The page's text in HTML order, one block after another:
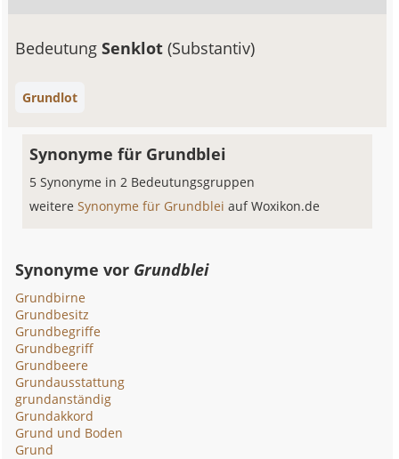
BedeutungSenklot(Substantiv)
Grundlot
Synonyme für Grundblei
5 Synonyme in 2 Bedeutungsgruppen
weitereSynonyme für Grundbleiauf Woxikon.de
Synonyme vor Grundblei
Grundbirne
Grundbesitz
Grundbegriffe
Grundbegriff
Grundbeere
Grundausstattung
grundanständig
Grundakkord
Grund und Boden
Grund